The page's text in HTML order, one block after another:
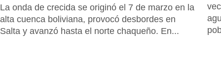
La onda de crecida se originó el 7 de marzo en la
alta cuenca boliviana, provocó desbordes en
Salta y avanzó hasta el norte chaqueño. En...